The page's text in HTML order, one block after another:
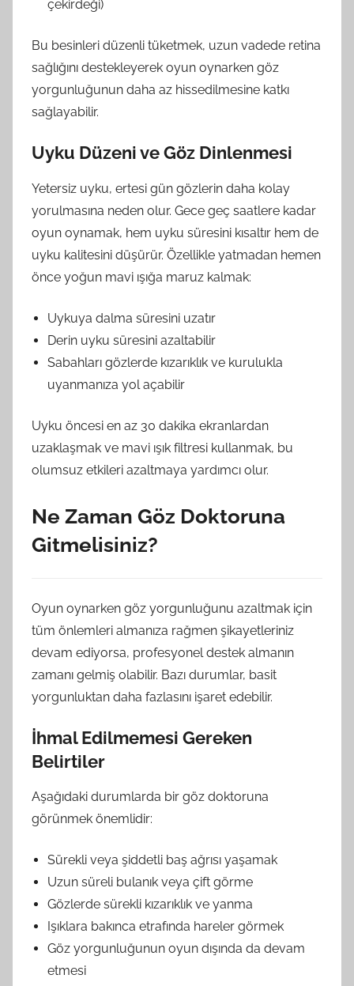
çekirdeği)
Bu besinleri düzenli tüketmek, uzun vadede retina
sağlığını destekleyerek oyun oynarken göz
yorgunluğunun daha az hissedilmesine katkı
sağlayabilir.
Uyku Düzeni ve Göz Dinlenmesi
Yetersiz uyku, ertesi gün gözlerin daha kolay
yorulmasına neden olur. Gece geç saatlere kadar
oyun oynamak, hem uyku süresini kısaltır hem de
uyku kalitesini düşürür. Özellikle yatmadan hemen
önce yoğun mavi ışığa maruz kalmak:
Uykuya dalma süresini uzatır
Derin uyku süresini azaltabilir
Sabahları gözlerde kızarıklık ve kurulukla
uyanmanıza yol açabilir
Uyku öncesi en az 30 dakika ekranlardan
uzaklaşmak ve mavi ışık filtresi kullanmak, bu
olumsuz etkileri azaltmaya yardımcı olur.
Ne Zaman Göz Doktoruna
Gitmelisiniz?
Oyun oynarken göz yorgunluğunu azaltmak için
tüm önlemleri almanıza rağmen şikayetleriniz
devam ediyorsa, profesyonel destek almanın
zamanı gelmiş olabilir. Bazı durumlar, basit
yorgunluktan daha fazlasını işaret edebilir.
İhmal Edilmemesi Gereken
Belirtiler
Aşağıdaki durumlarda bir göz doktoruna
görünmek önemlidir:
Sürekli veya şiddetli baş ağrısı yaşamak
Uzun süreli bulanık veya çift görme
Gözlerde sürekli kızarıklık ve yanma
Işıklara bakınca etrafında hareler görmek
Göz yorgunluğunun oyun dışında da devam
etmesi